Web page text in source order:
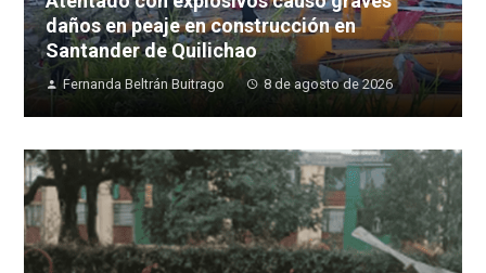
daños en peaje en construcción en
Santander de Quilichao
Fernanda Beltrán Buitrago 8 de agosto de 2026